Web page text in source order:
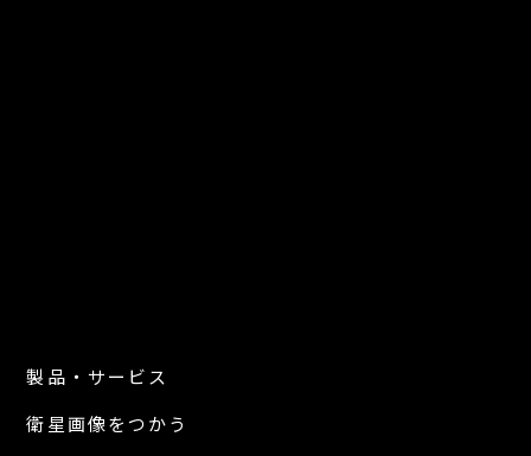
製品・サービス
衛星画像をつかう